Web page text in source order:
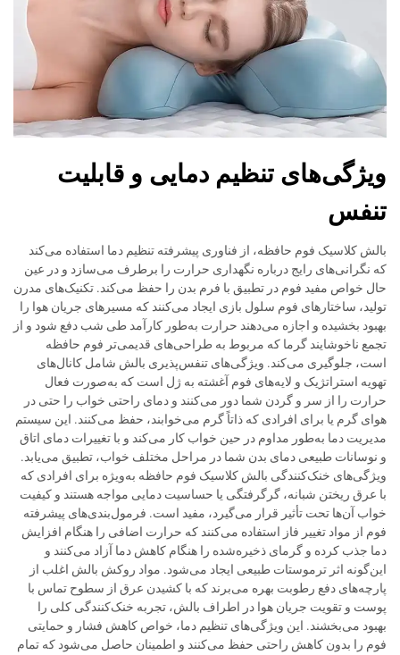
ویژگی‌های تنظیم دمایی و قابلیت
تنفس
بالش کلاسیک فوم حافظه، از فناوری پیشرفته تنظیم دما استفاده می‌کند
که نگرانی‌های رایج درباره نگهداری حرارت را برطرف می‌سازد و در عین
حال خواص مفید فوم در تطبیق با فرم بدن را حفظ می‌کند. تکنیک‌های مدرن
تولید، ساختارهای فوم سلول بازی ایجاد می‌کنند که مسیرهای جریان هوا را
بهبود بخشیده و اجازه می‌دهند حرارت به‌طور کارآمد طی شب دفع شود و از
تجمع ناخوشایند گرما که مربوط به طراحی‌های قدیمی‌تر فوم حافظه
است، جلوگیری می‌کند. ویژگی‌های تنفس‌پذیری بالش شامل کانال‌های
تهویه استراتژیک و لایه‌های فوم آغشته به ژل است که به‌صورت فعال
حرارت را از سر و گردن شما دور می‌کنند و دمای راحتی خواب را حتی در
هوای گرم یا برای افرادی که ذاتاً گرم می‌خوابند، حفظ می‌کنند. این سیستم
مدیریت دما به‌طور مداوم در حین خواب کار می‌کند و با تغییرات دمای اتاق
و نوسانات طبیعی دمای بدن شما در مراحل مختلف خواب، تطبیق می‌یابد.
ویژگی‌های خنک‌کنندگی بالش کلاسیک فوم حافظه به‌ویژه برای افرادی که
با عرق ریختن شبانه، گرگرفتگی یا حساسیت دمایی مواجه هستند و کیفیت
خواب آن‌ها تحت تأثیر قرار می‌گیرد، مفید است. فرمول‌بندی‌های پیشرفته
فوم از مواد تغییر فاز استفاده می‌کنند که حرارت اضافی را هنگام افزایش
دما جذب کرده و گرمای ذخیره‌شده را هنگام کاهش دما آزاد می‌کنند و
این‌گونه اثر ترموستات طبیعی ایجاد می‌شود. مواد روکش بالش اغلب از
پارچه‌های دفع رطوبت بهره می‌برند که با کشیدن عرق از سطوح تماس با
پوست و تقویت جریان هوا در اطراف بالش، تجربه خنک‌کنندگی کلی را
بهبود می‌بخشند. این ویژگی‌های تنظیم دما، خواص کاهش فشار و حمایتی
فوم را بدون کاهش راحتی حفظ می‌کنند و اطمینان حاصل می‌شود که تمام